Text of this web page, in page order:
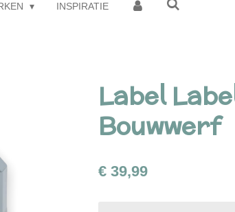
INSPIRATIE
Label
Bouwwerf
€ 39,99